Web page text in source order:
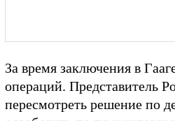
За время заключения в
операций. Представитель
пересмотреть решение по